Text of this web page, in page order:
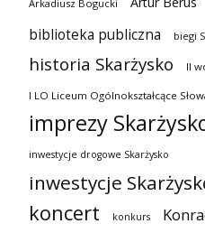
Arkadiusz Bogucki
biblioteka publiczna
biegi
historia Skarżysko II
I LO Liceum Ogólnokształcące
imprezy
inwestycje drogowe Skarżysko
inwestycje
koncert konkurs